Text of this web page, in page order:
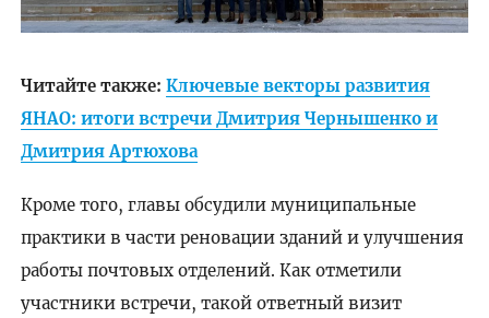
Читайте также: Ключевые векторы развития
ЯНАО: итоги встречи Дмитрия Чернышенко и
Дмитрия Артюхова
Кроме того, главы обсудили муниципальные
практики в части реновации зданий и улучшения
работы почтовых отделений. Как отметили
участники встречи, такой ответный визит